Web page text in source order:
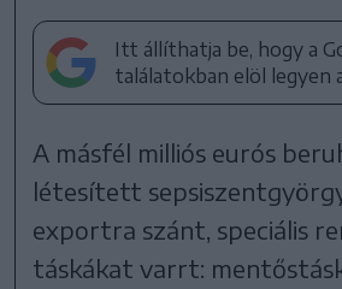
Itt állíthatja be, hogy a
találatokban elöl legyen
A másfél milliós eurós
létesített
exportra szánt, speciális
táskákat varrt: